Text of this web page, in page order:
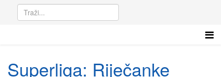
Superliga: Riječanke